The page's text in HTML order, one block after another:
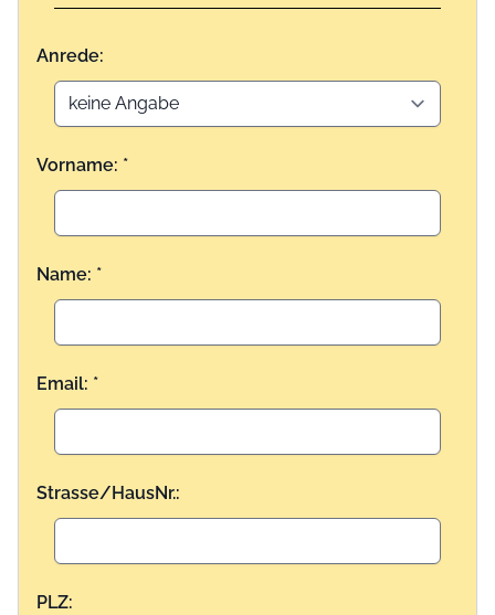
Anrede:
Vorname: *
Name: *
Email: *
Strasse/HausNr.:
PLZ: